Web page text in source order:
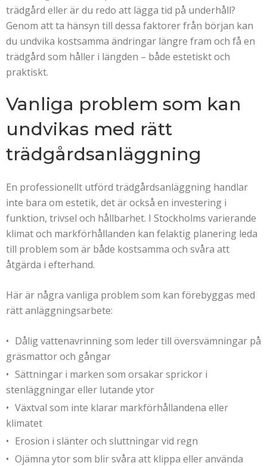
trädgård eller är du redo att lägga tid på underhåll?
Genom att ta hänsyn till dessa faktorer från början kan
du undvika kostsamma ändringar längre fram och få en
trädgård som håller i längden – både estetiskt och
praktiskt.
Vanliga problem som kan
undvikas med rätt
trädgårdsanläggning
En professionellt utförd trädgårdsanläggning handlar
inte bara om estetik, det är också en investering i
funktion, trivsel och hållbarhet. I Stockholms varierande
klimat och markförhållanden kan felaktig planering leda
till problem som är både kostsamma och svåra att
åtgärda i efterhand.
Här är några vanliga problem som kan förebyggas med
rätt anläggningsarbete:
Dålig vattenavrinning som leder till översvämningar på
gräsmattor och gångar
Sättningar i marken som orsakar sprickor i
stenläggningar eller lutande ytor
Växtval som inte klarar markförhållandena eller
klimatet
Erosion i slänter och sluttningar vid regn
Ojämna ytor som blir svåra att klippa eller använda